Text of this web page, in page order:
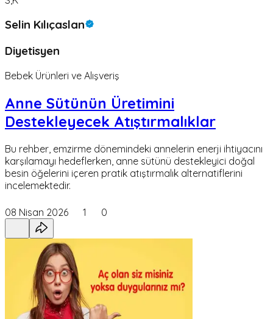
Selin Kılıçaslan
Diyetisyen
Bebek Ürünleri ve Alışveriş
Anne Sütünün Üretimini
Destekleyecek Atıştırmalıklar
Bu rehber, emzirme dönemindeki annelerin enerji ihtiyacını
karşılamayı hedeflerken, anne sütünü destekleyici doğal
besin öğelerini içeren pratik atıştırmalık alternatiflerini
incelemektedir.
08 Nisan 2026 1 0